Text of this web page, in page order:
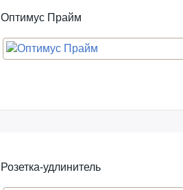
Оптимус Прайм
Розетка-удлинитель